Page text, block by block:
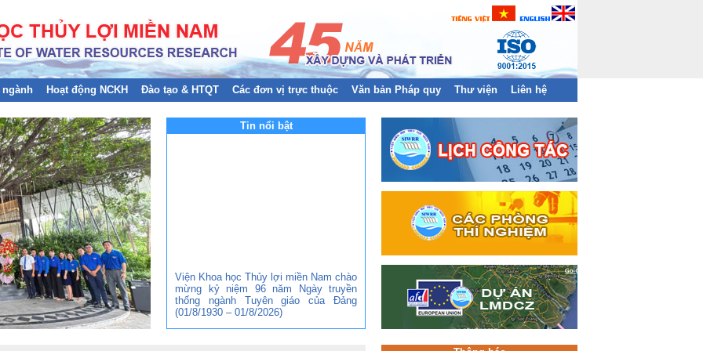
ngành Hoạt động NCKH Đào tạo & HTQT Các đơn vị trực thuộc Văn bản Pháp quy Thư viện Liên hệ
Tin nổi bật
Viện Khoa học Thủy lợi miền Nam chào
mừng kỷ niệm 96 năm Ngày truyền
thống ngành Tuyên giáo của Đảng
(01/8/1930 – 01/8/2026)
Đảng bộ Viện Khoa học Thủy lợi miền